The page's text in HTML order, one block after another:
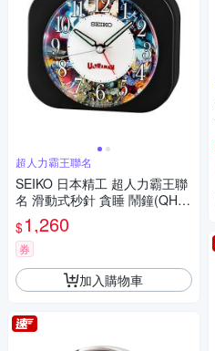
超人力霸王聯名
SEIKO 日本精工 超人力霸王聯
名 滑動式秒針 貪睡 鬧鐘(QHE
913K)黑9.9X11.3cm
$1,260
券
加入購物車